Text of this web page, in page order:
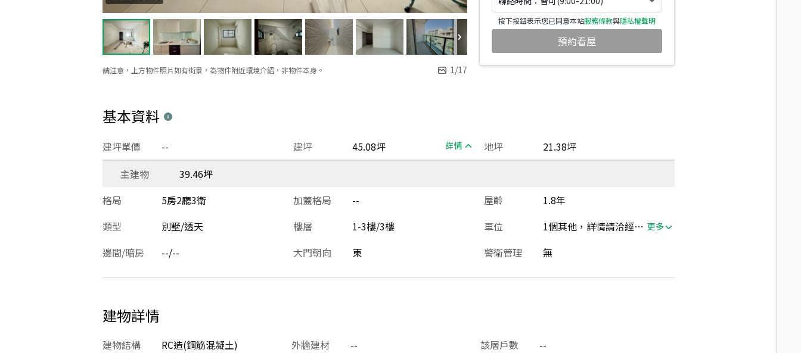
請注意，上方物件照片如有街景，為物件附近環境介紹，非物件本身。 1/17
按下按鈕表示您已同意本站服務條款與隱私權聲明
預約看屋
基本資料
建坪 45.08坪 詳情
建坪單價 -- 地坪
21.38坪
主建物
39.46坪
格局
5房2廳3衛 加蓋格局 -- 屋齡
1.8年
類型
別墅/透天 樓層 1-3樓/3樓 車位 1個其他，詳情請洽經紀人員 更多
邊間/暗房 --/-- 大門朝向 東 警衛管理 無
建物詳情
建物結構 RC造(鋼筋混凝土) 外牆建材 -- 該層戶數
--